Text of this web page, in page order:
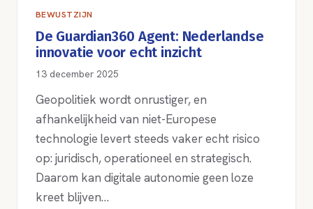
BEWUSTZIJN
De Guardian360 Agent: Nederlandse
innovatie voor echt inzicht
13 december 2025
Geopolitiek wordt onrustiger, en
afhankelijkheid van niet-Europese
technologie levert steeds vaker echt risico
op: juridisch, operationeel en strategisch.
Daarom kan digitale autonomie geen loze
kreet blijven…